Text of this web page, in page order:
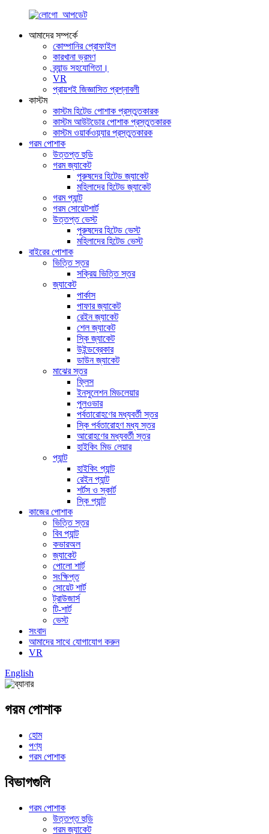
আমাদের সম্পর্কে
কোম্পানির প্রোফাইল
কারখানা ভ্রমণ
ব্র্যান্ড সহযোগিতা।
VR
প্রায়শই জিজ্ঞাসিত প্রশ্নাবলী
কাস্টম
কাস্টম হিটেড পোশাক প্রস্তুতকারক
কাস্টম আউটডোর পোশাক প্রস্তুতকারক
কাস্টম ওয়ার্কওয়্যার প্রস্তুতকারক
গরম পোশাক
উত্তপ্ত হুডি
গরম জ্যাকেট
পুরুষদের হিটেড জ্যাকেট
মহিলাদের হিটেড জ্যাকেট
গরম প্যান্ট
গরম সোয়েটশার্ট
উত্তপ্ত ভেস্ট
পুরুষদের হিটেড ভেস্ট
মহিলাদের হিটেড ভেস্ট
বাইরের পোশাক
ভিত্তি স্তর
সক্রিয় ভিত্তি স্তর
জ্যাকেট
পার্কাস
পাফার জ্যাকেট
রেইন জ্যাকেট
শেল জ্যাকেট
স্কি জ্যাকেট
উইন্ডব্রেকার
ডাউন জ্যাকেট
মাঝের স্তর
ফ্লিস
ইনসুলেশন মিডলেয়ার
পুলওভার
পর্বতারোহণের মধ্যবর্তী স্তর
স্কি পর্বতারোহণ মধ্য স্তর
আরোহণের মধ্যবর্তী স্তর
হাইকিং মিড লেয়ার
প্যান্ট
হাইকিং প্যান্ট
রেইন প্যান্ট
শর্টস ও স্কার্ট
স্কি প্যান্ট
কাজের পোশাক
ভিত্তি স্তর
বিব প্যান্ট
কভারঅল
জ্যাকেট
পোলো শার্ট
সংক্ষিপ্ত
সোয়েট শার্ট
ট্রাউজার্স
টি-শার্ট
ভেস্ট
সংবাদ
আমাদের সাথে যোগাযোগ করুন
VR
English
গরম পোশাক
হোম
পণ্য
গরম পোশাক
বিভাগগুলি
গরম পোশাক
উত্তপ্ত হুডি
গরম জ্যাকেট